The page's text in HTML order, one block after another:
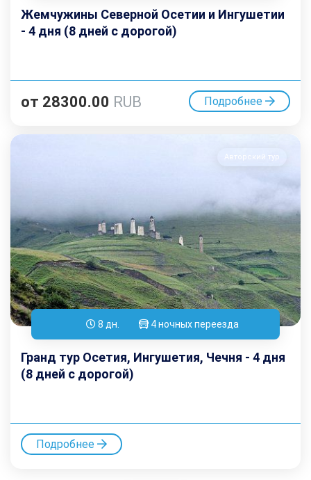
Жемчужины Северной Осетии и Ингушетии
- 4 дня (8 дней с дорогой)
от 28300.00 RUB Подробнее
Авторский тур
8 дн. 4 ночных переезда
Гранд тур Осетия, Ингушетия, Чечня - 4 дня
(8 дней с дорогой)
Подробнее